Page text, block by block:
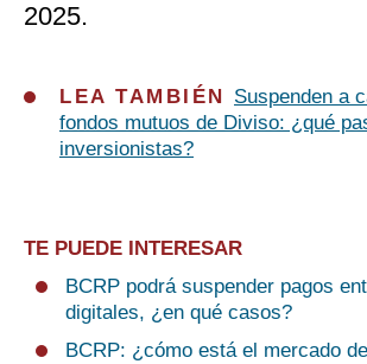
2025.
LEA TAMBIÉN Suspenden a
fondos mutuos de Diviso: ¿qué
inversionistas?
TE PUEDE INTERESAR
BCRP podrá suspender pagos
digitales, ¿en qué casos?
BCRP: ¿cómo está el mercado